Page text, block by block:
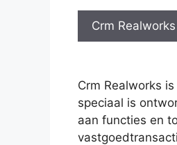
Crm
Crm Realworks
speciaal is
aan functies en